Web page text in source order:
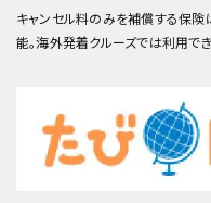
キャンセル料のみを補償する保険
能。海外発着クルーズでは利用でき